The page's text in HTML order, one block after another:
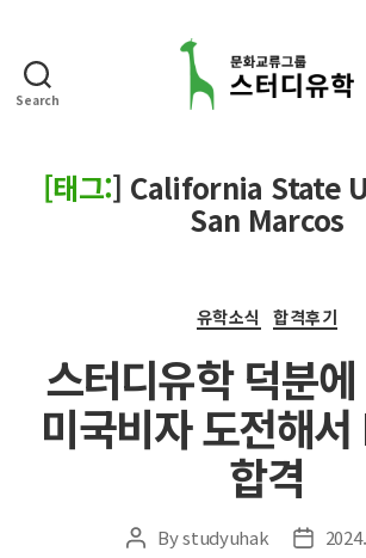
Search
디
유
학
[태그:] California State
San Marcos
Categories
유학소식 합격후기
스터디유학 덕분
미국비자 도전해
합격
PostBystudyuhak
Post